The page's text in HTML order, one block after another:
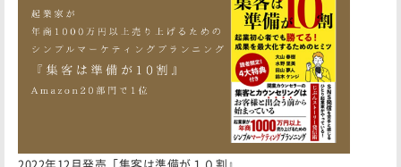
2022年12月発売「集客は準備が１０割』